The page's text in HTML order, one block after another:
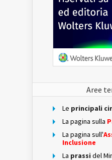
Aree
Le principali
La pagina sulla
La pagina sull'
Inclusione
La prassi del